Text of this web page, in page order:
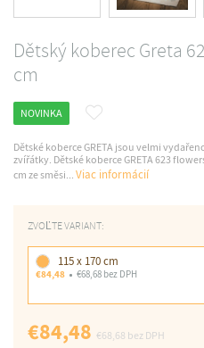
Dětský koberec Greta
cm
NOVINKA
Dětské koberce GRETA jsou velmi
zvířátky. Dětské koberce GRETA 623
cm ze směsi...Viac informácií
ZVOĽTE VARIANT:
115 x 170 cm
€84,48
€68,68 bez DPH
€84,48 €68,68 bez DPH